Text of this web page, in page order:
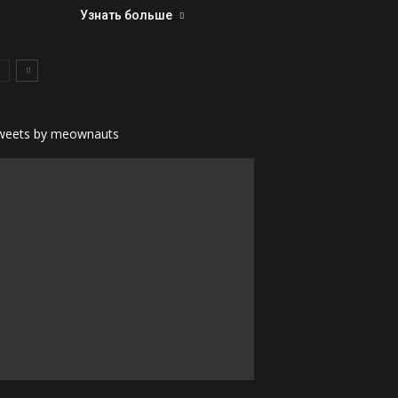
Узнать больше
by meownauts